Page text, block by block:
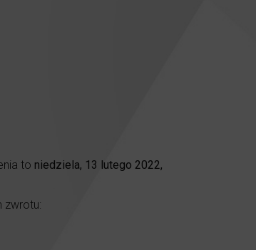
to niedziela, 13 lutego 2022,
zwrotu: